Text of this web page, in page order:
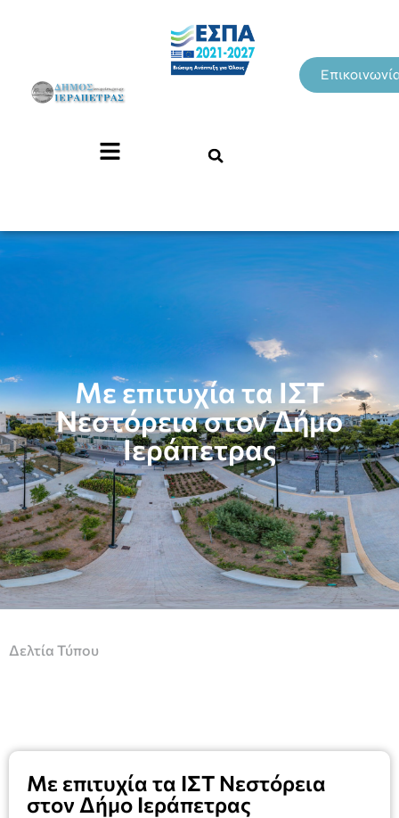
Με επιτυχία τα ΙΣΤ
Νεστόρεια στον Δήμο
Ιεράπετρας
Δελτία Τύπου
Με επιτυχία τα ΙΣΤ Νεστόρεια
στον Δήμο Ιεράπετρας